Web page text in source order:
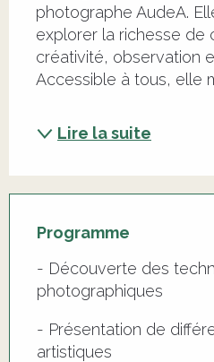
photographe AudeA.
explorer la richesse de
créativité, observation
Accessible à tous, elle
Lire la suite
Programme
- Découverte des
photographiques
- Présentation de
artistiques